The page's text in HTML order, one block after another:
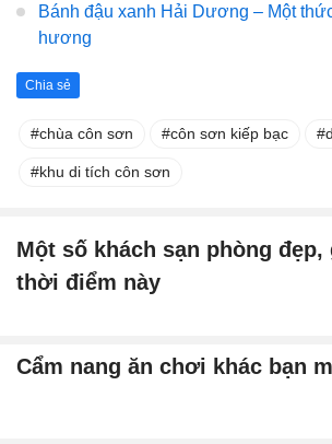
Bánh đậu xanh Hải Dương – Một
hương
Chia sẻ
chùa côn sơn côn sơn kiếp bạc
khu di tích côn sơn
Một số khách sạn phòng
thời điểm này
Cẩm nang ăn chơi khác bạn